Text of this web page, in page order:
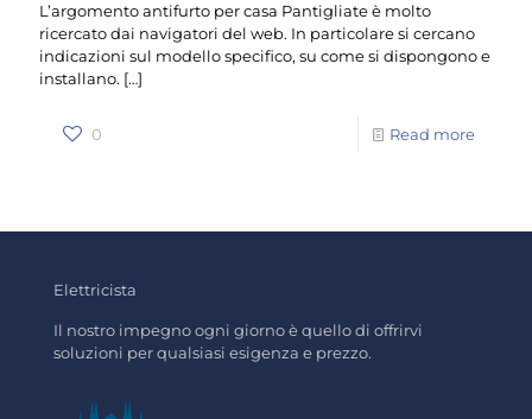
L’argomento antifurto per casa Pantigliate è molto
ricercato dai navigatori del web. In particolare si cercano
indicazioni sul modello specifico, su come si dispongono e
installano. […]
0 Read more
Elettricista
Il nostro impegno ogni giorno è quello di offrirvi
soluzioni per qualsiasi esigenza e prezzo.